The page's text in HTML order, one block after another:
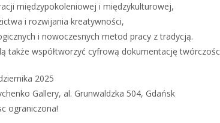
międzypokoleniowej i międzykulturowej,
i rozwijania kreatywności,
i nowoczesnych metod pracy z tradycją.
także współtworzyć cyfrową dokumentację
2025
Gallery, al. Grunwaldzka 504, Gdańsk
ograniczona!